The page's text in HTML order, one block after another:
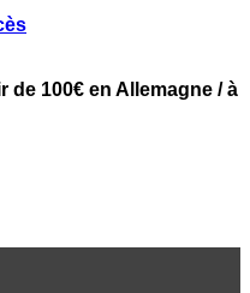
de 100€ en Allemagne / à